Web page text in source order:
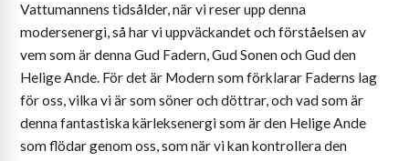
Vattumannens tidsålder, när vi reser upp denna
modersenergi, så har vi uppväckandet och förståelsen av
vem som är denna Gud Fadern, Gud Sonen och Gud den
Helige Ande. För det är Modern som förklarar Faderns lag
för oss, vilka vi är som söner och döttrar, och vad som är
denna fantastiska kärleksenergi som är den Helige Ande
som flödar genom oss, som när vi kan kontrollera den